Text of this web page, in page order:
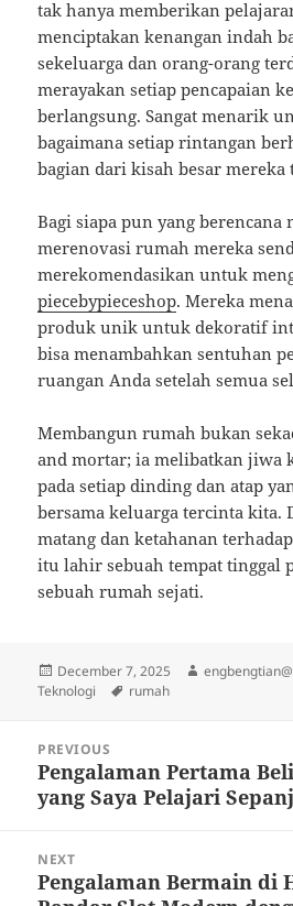
tak hanya memberikan
menciptakan kenangan indah
sekeluarga dan orang-orang
merayakan setiap pencapaian
berlangsung. Sangat menarik
bagaimana setiap rintangan
bagian dari kisah besar mereka
Bagi siapa pun yang berencana
merenovasi rumah mereka
merekomendasikan untuk
piecebypieceshop. Mereka
produk unik untuk dekoratif
bisa menambahkan sentuhan
ruangan Anda setelah semua
Membangun rumah bukan
and mortar; ia melibatkan jiwa
pada setiap dinding dan atap
bersama keluarga tercinta kita.
matang dan ketahanan
itu lahir sebuah tempat tinggal
sebuah rumah sejati.
Posted
on
December 7, 2025 Author
Teknologi
Tags
rumah
navigation
PREVIOUS
Previous
post:
Pengalaman Pertama
yang Saya Pelajari
NEXT
Next
Pengalaman Bermain di